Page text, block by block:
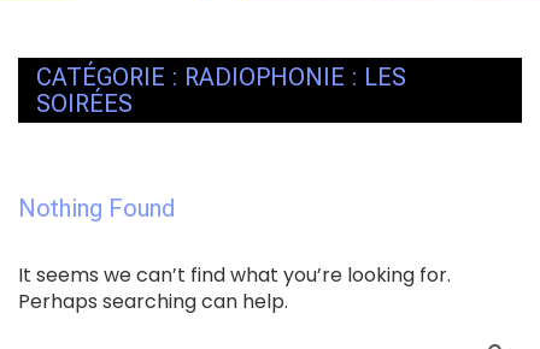
CATÉGORIE : RADIOPHONIE : LES
SOIRÉES
Nothing Found
It seems we can’t find what you’re looking for.
Perhaps searching can help.